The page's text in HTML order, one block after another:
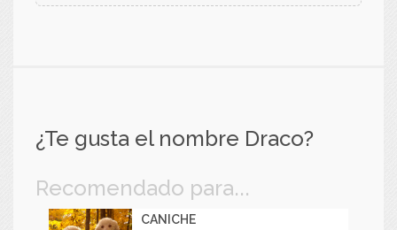
¿Te gusta el nombre Draco?
Recomendado para...
CANICHE